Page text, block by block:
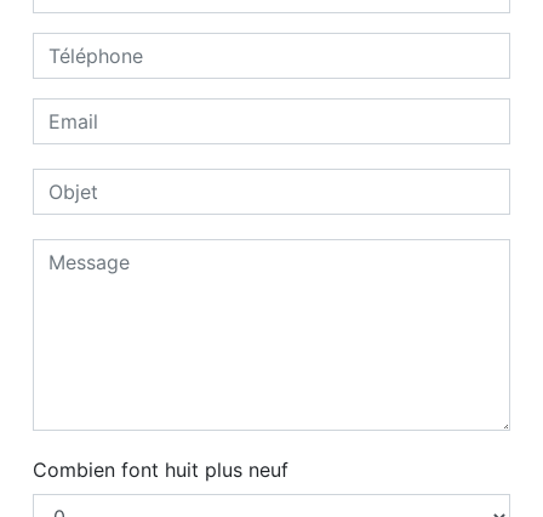
Combien font huit plus neuf